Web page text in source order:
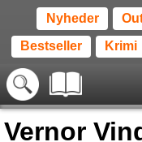
Nyheder
Bestseller Krimi
Vernor